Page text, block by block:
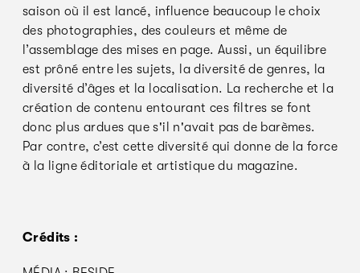
saison où il est lancé, influence beaucoup le choix
des photographies, des couleurs et même de
l’assemblage des mises en page. Aussi, un équilibre
est prôné entre les sujets, la diversité de genres, la
diversité d’âges et la localisation. La recherche et la
création de contenu entourant ces filtres se font
donc plus ardues que s'il n'avait pas de barèmes.
Par contre, c’est cette diversité qui donne de la force
à la ligne éditoriale et artistique du magazine.
Crédits :